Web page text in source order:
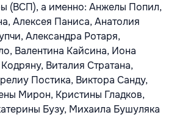
(ВСП), а именно: Анжелы Попил,
Алексея Паниса, Анатолия
Александра Ротаря,
Валентина Кайсина, Иона
Виталия Стратана,
Постика, Виктора Санду,
Мирон, Кристины Гладков,
Бузу, Михаила Бушуляка